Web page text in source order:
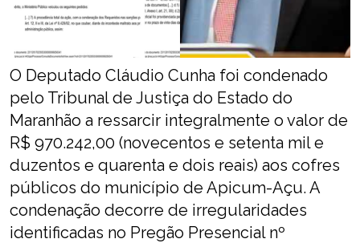
O Deputado Cláudio Cunha foi condenado
pelo Tribunal de Justiça do Estado do
Maranhão a ressarcir integralmente o valor de
R$ 970.242,00 (novecentos e setenta mil e
duzentos e quarenta e dois reais) aos cofres
públicos do município de Apicum-Açu. A
condenação decorre de irregularidades
identificadas no Pregão Presencial nº